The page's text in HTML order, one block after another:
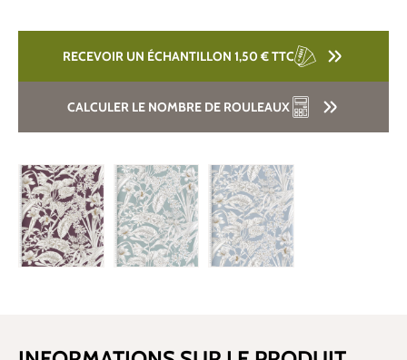
RECEVOIR UN ÉCHANTILLON 1,50 €TTC
CALCULER LE NOMBRE DE ROULEAUX